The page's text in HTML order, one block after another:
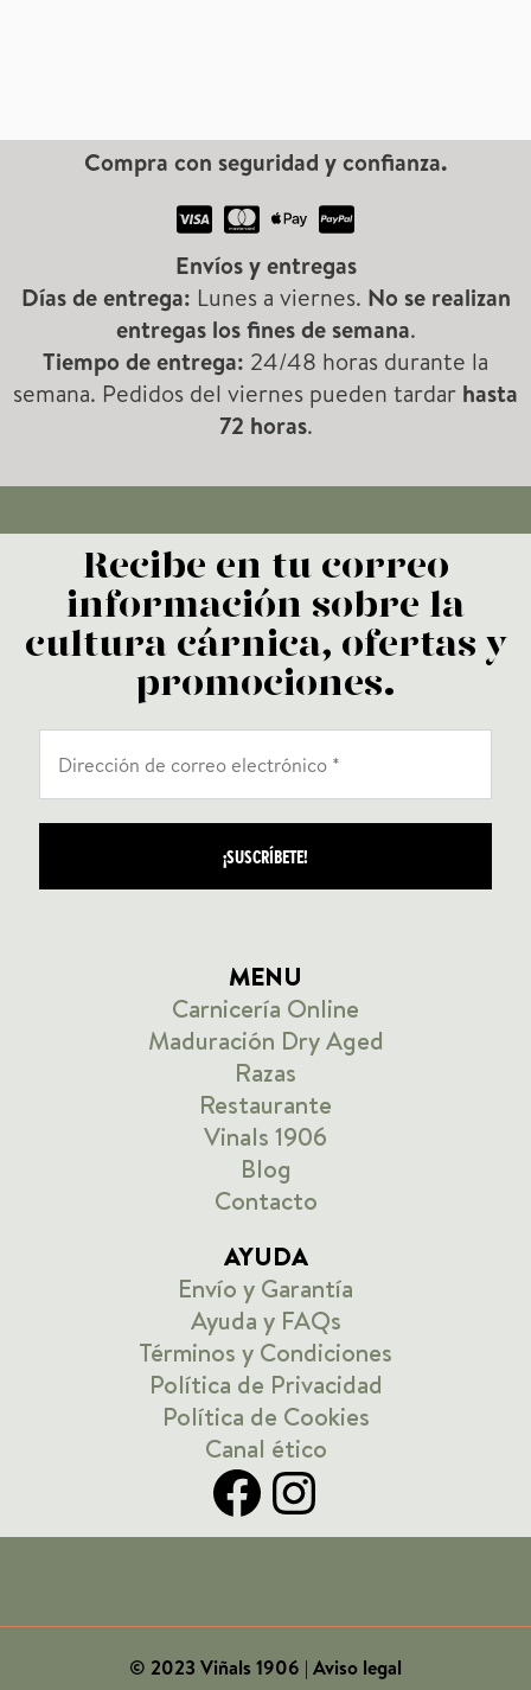
Compra con seguridad y confianza.
Envíos y entregas
Días de entrega: Lunes a viernes. No se realizan
entregas los fines de semana.
Tiempo de entrega: 24/48 horas durante la
semana. Pedidos del viernes pueden tardar hasta
72 horas.
Recibe en tu correo
información sobre la
cultura cárnica, ofertas y
promociones.
MENU
Carnicería Online
Maduración Dry Aged
Razas
Restaurante
Vinals 1906
Blog
Contacto
AYUDA
Envío y Garantía
Ayuda y FAQs
Términos y Condiciones
Política de Privacidad
Política de Cookies
Canal ético
Facebook
Instagram
© 2023 Viñals 1906 | Aviso legal